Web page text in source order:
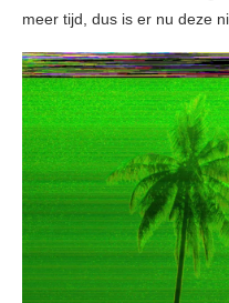
meer tijd, dus is er nu deze